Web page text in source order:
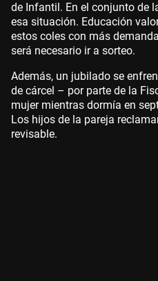
de Infantil. En el conjunto de
esa situación. Educación
estos coles con más
será necesario ir a sorteo.
Además, un jubilado se
de cárcel – por parte de la
mujer mientras dormía en
Los hijos de la pareja
revisable.